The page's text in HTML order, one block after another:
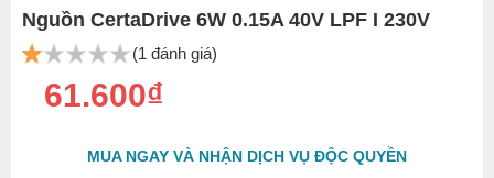
Nguồn CertaDrive 6W 0.15A 40V LPF I 230V
(1 đánh giá)
61.600₫
MUA NGAY VÀ NHẬN DỊCH VỤ ĐỘC QUYỀN